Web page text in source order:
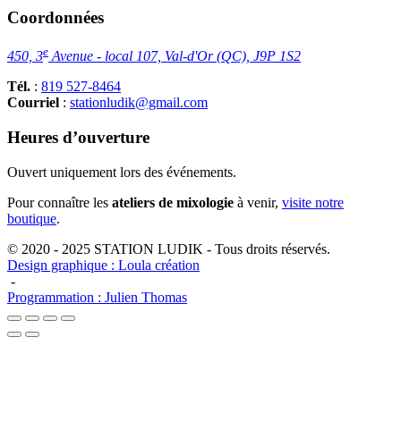
Coordonnées
450, 3e Avenue - local 107, Val-d'Or (QC), J9P 1S2
Tél. : 819 527-8464
Courriel : stationludik@gmail.com
Heures d’ouverture
Ouvert uniquement lors des événements.
Pour connaître les ateliers de mixologie à venir, visite notre
boutique.
© 2020 - 2025 STATION LUDIK - Tous droits réservés.
Design graphique : Loula création
-
Programmation : Julien Thomas